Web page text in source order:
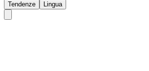
Tendenze Lingua